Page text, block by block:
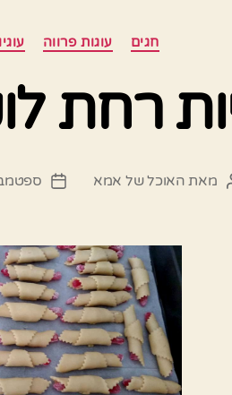
חגים עוגות פרווה
רחת
מאת האוכל של אמא
תאריך
ספטמבר 9,